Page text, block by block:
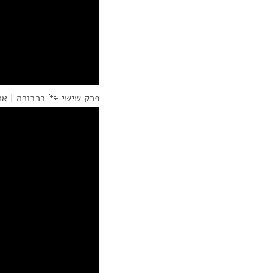
פרק שישי 🐾 ברבורה |